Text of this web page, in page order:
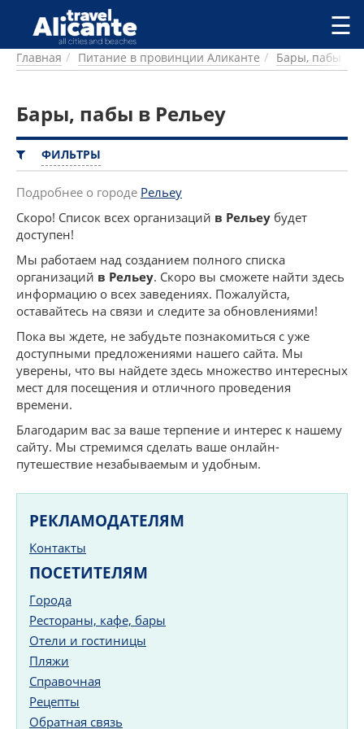
Перейти к основному содержанию
ГОРОДА
ПИТАНИЕ
ПРОЖИВАНИЕ
ПЛЯЖИ
ДОСТОПРИМЕЧАТЕЛЬНОСТИ
КЕМПИНГ
КОМАРКИ (РАЙОНЫ)
РЕЦЕПТЫ
ПРЕДЛОЖЕНИЯ
СТАТЬИ
УСЛУГИ
☰
Главная Питание в провинции Аликанте Бары, пабы
Бары, пабы в Рельеу
ФИЛЬТРЫ
Подробнее о городе Рельеу
Скоро! Список всех организаций в Рельеу будет
доступен!
Мы работаем над созданием полного списка
организаций в Рельеу. Скоро вы сможете найти здесь
информацию о всех заведениях. Пожалуйста,
оставайтесь на связи и следите за обновлениями!
Пока вы ждете, не забудьте познакомиться с уже
доступными предложениями нашего сайта. Мы
уверены, что вы найдете здесь множество интересных
мест для посещения и отличного проведения
времени.
Благодарим вас за ваше терпение и интерес к нашему
сайту. Мы стремимся сделать ваше онлайн-
путешествие незабываемым и удобным.
РЕКЛАМОДАТЕЛЯМ
Контакты
ПОСЕТИТЕЛЯМ
Города
Рестораны, кафе, бары
Отели и гостиницы
Пляжи
Справочная
Рецепты
Обратная связь